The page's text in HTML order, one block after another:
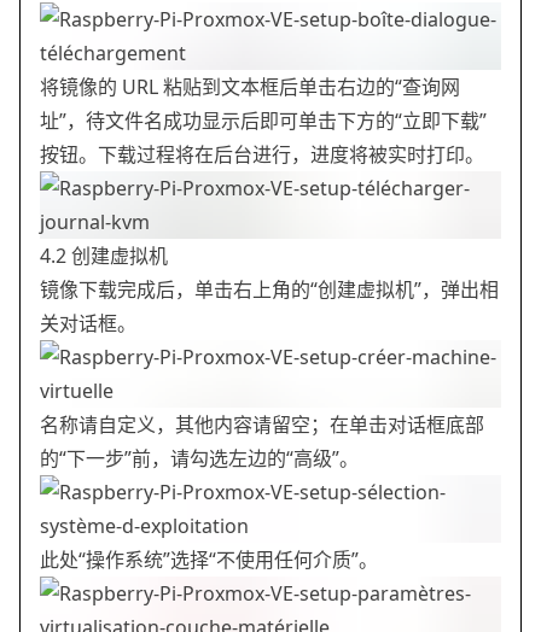
将镜像的 URL 粘贴到文本框后单击右边的“查询网
址”，待文件名成功显示后即可单击下方的“立即下载”
按钮。下载过程将在后台进行，进度将被实时打印。
4.2 创建虚拟机
镜像下载完成后，单击右上角的“创建虚拟机”，弹出相
关对话框。
名称请自定义，其他内容请留空；在单击对话框底部
的“下一步”前，请勾选左边的“高级”。
此处“操作系统”选择“不使用任何介质”。